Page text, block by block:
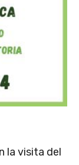
la visita del